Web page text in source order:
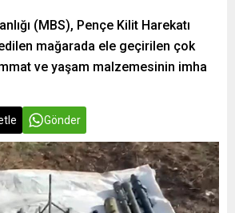
(MBS), Pençe Kilit Harekatı
mağarada ele geçirilen çok
ve yaşam malzemesinin imha
Gönder